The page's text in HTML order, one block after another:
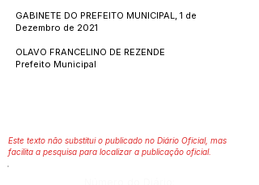
GABINETE DO PREFEITO MUNICIPAL, 1 de
Dezembro de 2021
OLAVO FRANCELINO DE REZENDE
Prefeito Municipal
Este texto não substitui o publicado no Diário Oficial, mas
facilita a pesquisa para localizar a publicação oficial.